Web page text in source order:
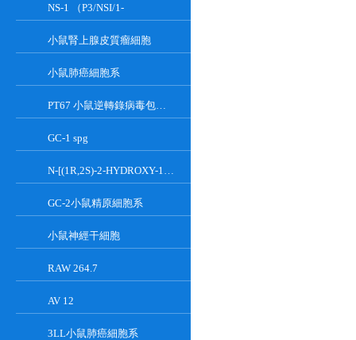
NS-1 （P3/NSI/1-
小鼠腎上腺皮質瘤細胞
小鼠肺癌細胞系
PT67 小鼠逆轉錄病毒包裝細胞系
GC-1 spg
N-[(1R,2S)-2-HYDROXY-1-HYDROXYMETHYL-2-(2-TRIDECYL-1-CYCLOPROPENYL)ETHYL]OCT;GT-11
GC-2小鼠精原細胞系
小鼠神經干細胞
RAW 264.7
AV 12
3LL小鼠肺癌細胞系